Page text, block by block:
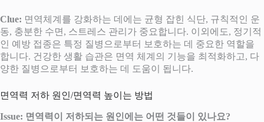
Clue: 면역체계를 강화하는 데에는 균형 잡힌 식단, 규칙적인 운
동, 충분한 수면, 스트레스 관리가 중요합니다. 이외에도, 정기적
인 예방 접종은 특정 질병으로부터 보호하는 데 중요한 역할을
합니다. 건강한 생활 습관은 면역 체계의 기능을 최적화하고, 다
양한 질병으로부터 보호하는 데 도움이 됩니다.
면역력 저하 원인/면역력 높이는 방법
Issue: 면역력이 저하되는 원인에는 어떤 것들이 있나요?